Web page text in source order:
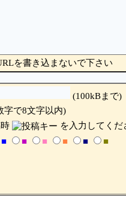
を書き込まないで下さい
(100kBまで)
字で8文字以内)
を入力してくだ
■ ■ ■ ■ ■ ■